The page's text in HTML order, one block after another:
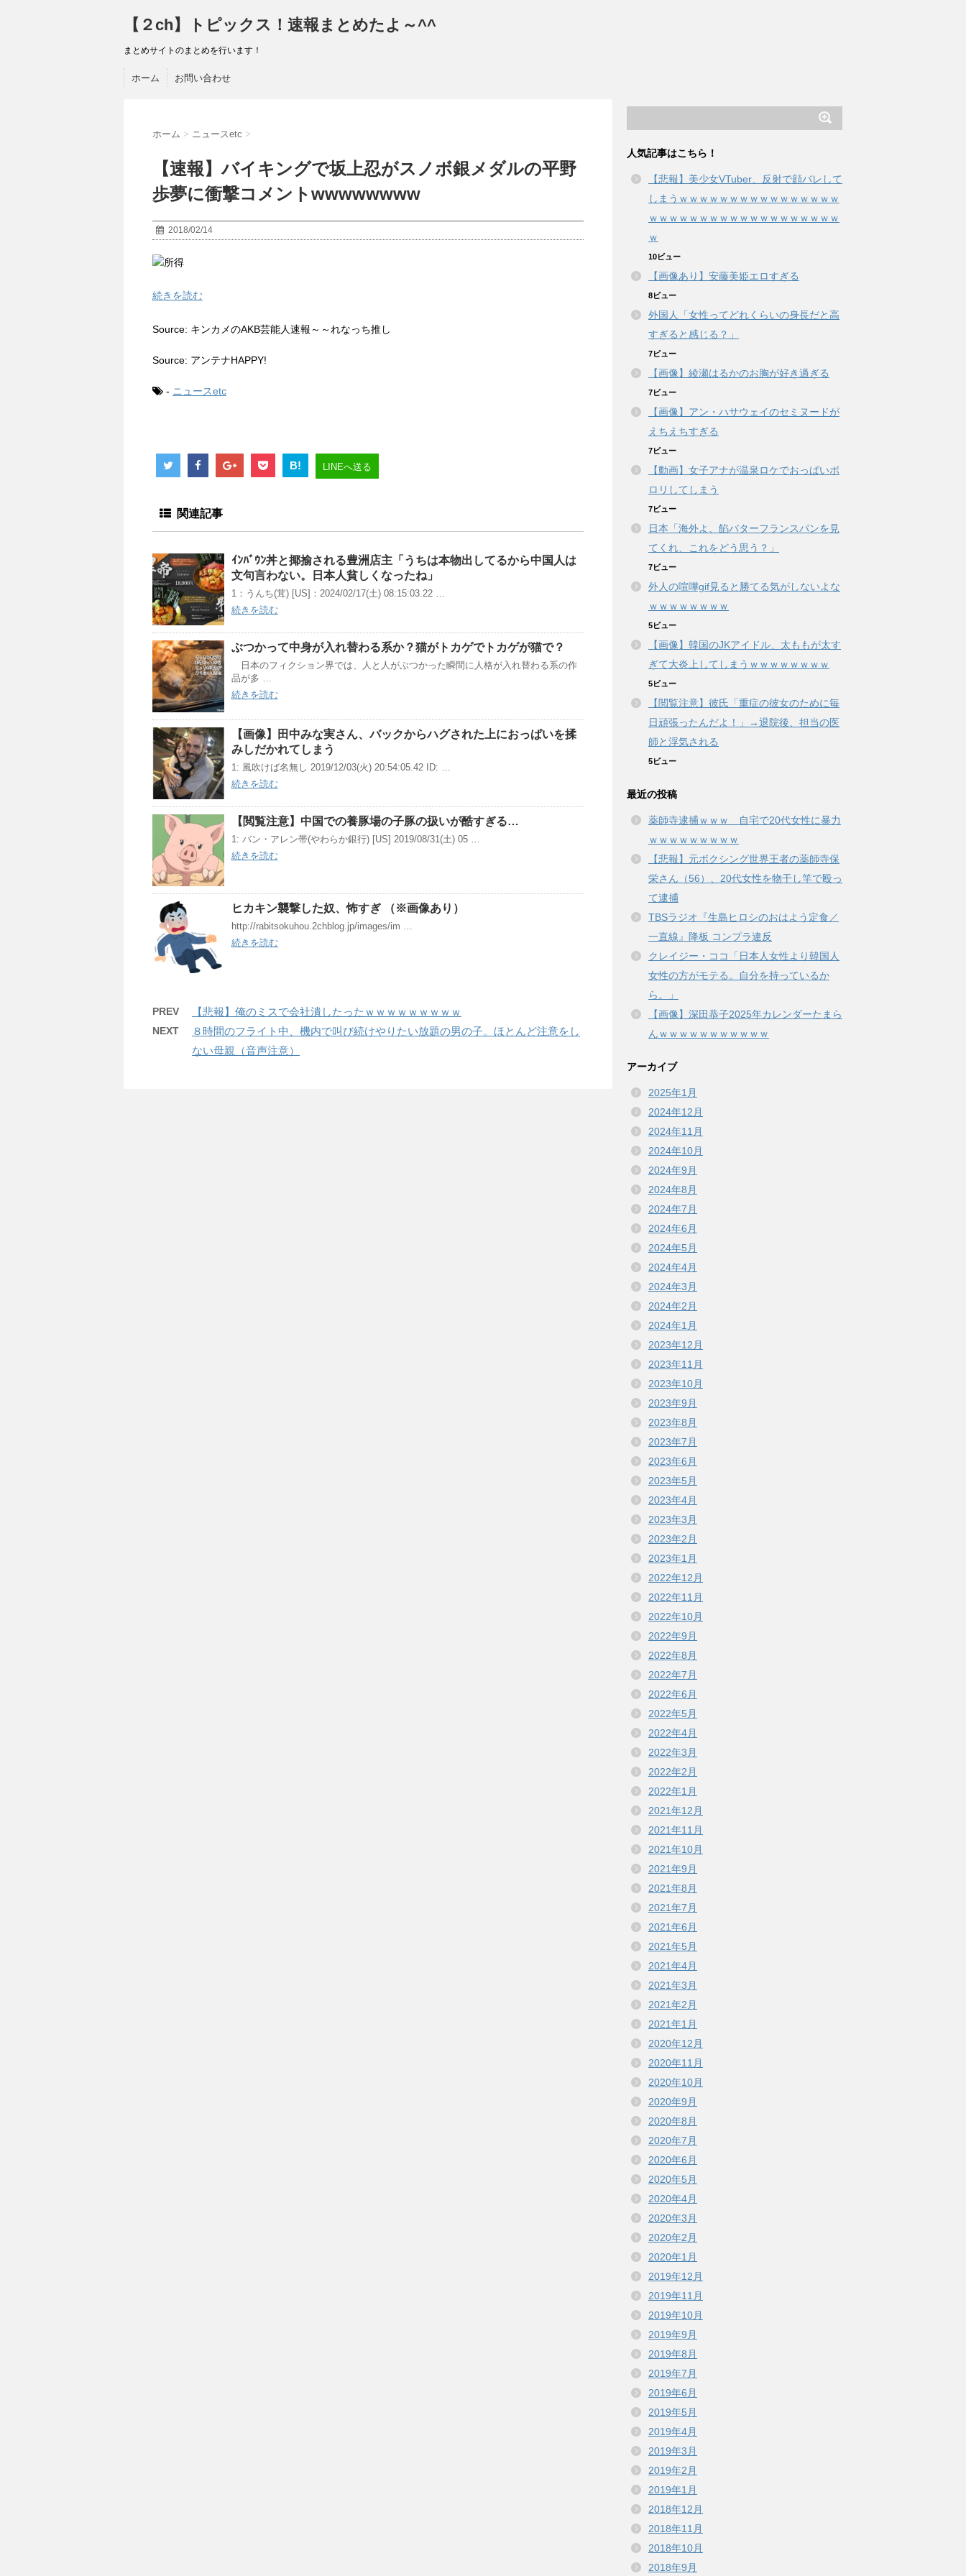
【２ch】トピックス！速報まとめたよ～^^
まとめサイトのまとめを行います！
ホーム お問い合わせ
ホーム > ニュースetc >
【速報】バイキングで坂上忍がスノボ銀メダルの平野
歩夢に衝撃コメントwwwwwwww
2018/02/14
続きを読む
Source: キンカメのAKB芸能人速報～～れなっち推し
Source: アンテナHAPPY!
- ニュースetc
B! LINEへ送る
関連記事
ｲﾝﾊﾞｳﾝ丼と揶揄される豊洲店主「うちは本物出してるから中国人は
文句言わない。日本人貧しくなったね」
1：うんち(茸) [US]：2024/02/17(土) 08:15:03.22 …
続きを読む
ぶつかって中身が入れ替わる系か？猫がトカゲでトカゲが猫で？
日本のフィクション界では、人と人がぶつかった瞬間に人格が入れ替わる系の作
品が多 …
続きを読む
【画像】田中みな実さん、バックからハグされた上におっぱいを揉
みしだかれてしまう
1: 風吹けば名無し 2019/12/03(火) 20:54:05.42 ID: …
続きを読む
【閲覧注意】中国での養豚場の子豚の扱いが酷すぎる…
1: バン・アレン帯(やわらか銀行) [US] 2019/08/31(土) 05 …
続きを読む
ヒカキン襲撃した奴、怖すぎ （※画像あり）
http://rabitsokuhou.2chblog.jp/images/im …
続きを読む
PREV 【悲報】俺のミスで会社潰したったｗｗｗｗｗｗｗｗｗ
NEXT
８時間のフライト中、機内で叫び続けやりたい放題の男の子。ほとんど注意をし
ない母親（音声注意）
人気記事はこちら！
【悲報】美少女VTuber、反射で顔バレして
しまうｗｗｗｗｗｗｗｗｗｗｗｗｗｗｗｗ
ｗｗｗｗｗｗｗｗｗｗｗｗｗｗｗｗｗｗｗ
ｗ
10ビュー
【画像あり】安藤美姫エロすぎる
8ビュー
外国人「女性ってどれくらいの身長だと高
すぎると感じる？」
7ビュー
【画像】綾瀬はるかのお胸が好き過ぎる
7ビュー
【画像】アン・ハサウェイのセミヌードが
えちえちすぎる
7ビュー
【動画】女子アナが温泉ロケでおっぱいポ
ロリしてしまう
7ビュー
日本「海外よ、餡バターフランスパンを見
てくれ、これをどう思う？」
7ビュー
外人の喧嘩gif見ると勝てる気がしないよな
ｗｗｗｗｗｗｗｗ
5ビュー
【画像】韓国のJKアイドル、太ももが太す
ぎて大炎上してしまうｗｗｗｗｗｗｗｗ
5ビュー
【閲覧注意】彼氏「重症の彼女のために毎
日頑張ったんだよ！」→退院後、担当の医
師と浮気される
5ビュー
最近の投稿
薬師寺逮捕ｗｗｗ 自宅で20代女性に暴力
ｗｗｗｗｗｗｗｗｗ
【悲報】元ボクシング世界王者の薬師寺保
栄さん（56）、20代女性を物干し竿で殴っ
て逮捕
TBSラジオ『生島ヒロシのおはよう定食／
一直線』降板 コンプラ違反
クレイジー・ココ「日本人女性より韓国人
女性の方がモテる。自分を持っているか
ら。」
【画像】深田恭子2025年カレンダーたまら
んｗｗｗｗｗｗｗｗｗｗｗ
アーカイブ
2025年1月
2024年12月
2024年11月
2024年10月
2024年9月
2024年8月
2024年7月
2024年6月
2024年5月
2024年4月
2024年3月
2024年2月
2024年1月
2023年12月
2023年11月
2023年10月
2023年9月
2023年8月
2023年7月
2023年6月
2023年5月
2023年4月
2023年3月
2023年2月
2023年1月
2022年12月
2022年11月
2022年10月
2022年9月
2022年8月
2022年7月
2022年6月
2022年5月
2022年4月
2022年3月
2022年2月
2022年1月
2021年12月
2021年11月
2021年10月
2021年9月
2021年8月
2021年7月
2021年6月
2021年5月
2021年4月
2021年3月
2021年2月
2021年1月
2020年12月
2020年11月
2020年10月
2020年9月
2020年8月
2020年7月
2020年6月
2020年5月
2020年4月
2020年3月
2020年2月
2020年1月
2019年12月
2019年11月
2019年10月
2019年9月
2019年8月
2019年7月
2019年6月
2019年5月
2019年4月
2019年3月
2019年2月
2019年1月
2018年12月
2018年11月
2018年10月
2018年9月